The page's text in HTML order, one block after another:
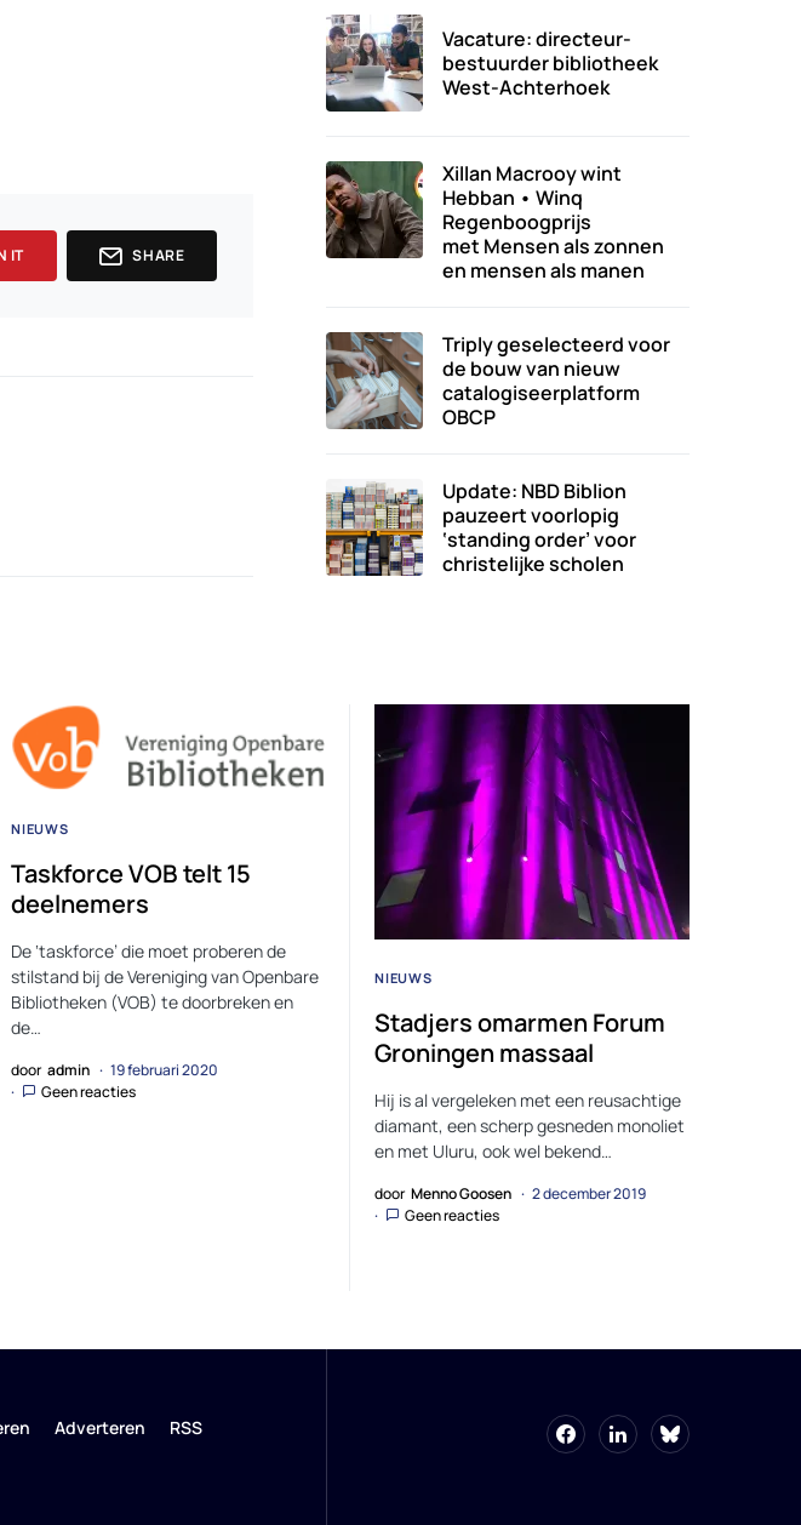
IT SHARE
Vacature: directeur-
bestuurder bibliotheek
West-Achterhoek
Xillan Macrooy wint
Hebban • Winq
Regenboogprijs
met Mensen als zonnen
en mensen als manen
Triply geselecteerd voor
de bouw van nieuw
catalogiseerplatform
OBCP
Update: NBD Biblion
pauzeert voorlopig
‘standing order’ voor
christelijke scholen
NIEUWS
Taskforce VOB telt 15
deelnemers
De ‘taskforce’ die moet proberen de
stilstand bij de Vereniging van Openbare
Bibliotheken (VOB) te doorbreken en
de…
door admin
19 februari 2020
Geen reacties
NIEUWS
Stadjers omarmen Forum
Groningen massaal
Hij is al vergeleken met een reusachtige
diamant, een scherp gesneden monoliet
en met Uluru, ook wel bekend…
door Menno Goosen
2 december 2019
Geen reacties
Adverteren RSS